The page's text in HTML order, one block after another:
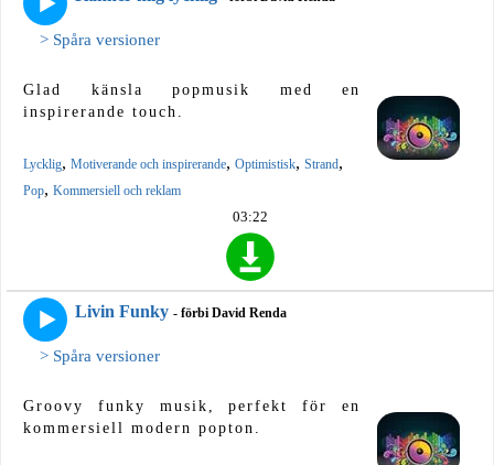
> Spåra versioner
Glad känsla popmusik med en
inspirerande touch.
Lycklig, Motiverande och inspirerande, Optimistisk, Strand,
Pop, Kommersiell och reklam
03:22
Livin Funky - förbi David Renda
> Spåra versioner
Groovy funky musik, perfekt för en
kommersiell modern popton.